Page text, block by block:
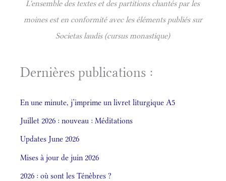
L'ensemble des textes et des partitions chantés par les
moines est en conformité avec les éléments publiés sur
Societas laudis (cursus monastique)
Dernières publications :
En une minute, j’imprime un livret liturgique A5
Juillet 2026 : nouveau : Méditations
Updates June 2026
Mises à jour de juin 2026
2026 : où sont les Ténèbres ?